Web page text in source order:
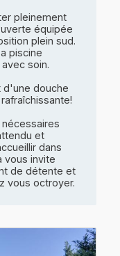
pleinement
équipée
plein sud.
piscine
soin.
d'une douche
et
dans
vous invite
de détente et
vous octroyer.